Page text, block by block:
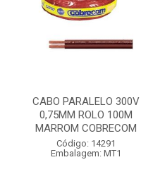
CABO PARALELO 300V
0,75MM ROLO 100M
MARROM COBRECOM
Código: 14291
Embalagem: MT1